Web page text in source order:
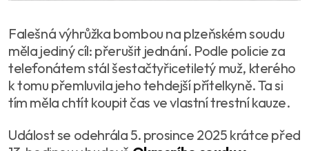
Falešná výhrůžka bombou na plzeňském soudu
měla jediný cíl: přerušit jednání. Podle policie za
telefonátem stál šestačtyřicetiletý muž, kterého
k tomu přemluvila jeho tehdejší přítelkyně. Ta si
tím měla chtít koupit čas ve vlastní trestní kauze.
Událost se odehrála 5. prosince 2025 krátce před